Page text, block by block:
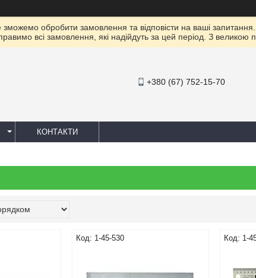
обробити замовлення та відповісти на ваші
всі замовлення, які надійдуть за цей період. З
+380 (67) 752-15-70
КОНТАКТИ
1-45-530 1-